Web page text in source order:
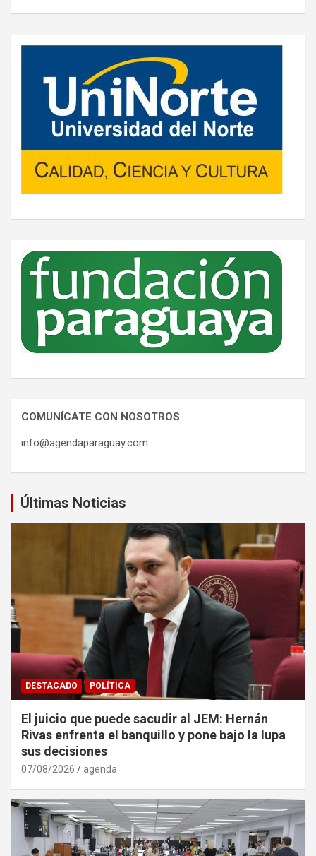
COMUNÍCATE CON NOSOTROS
info@agendaparaguay.com
Últimas Noticias
DESTACADO POLÍTICA
El juicio que puede sacudir al JEM: Hernán
Rivas enfrenta el banquillo y pone bajo la lupa
sus decisiones
07/08/2026 agenda